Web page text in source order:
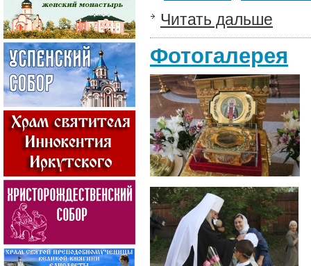
Читать дальше
Фотогалерея